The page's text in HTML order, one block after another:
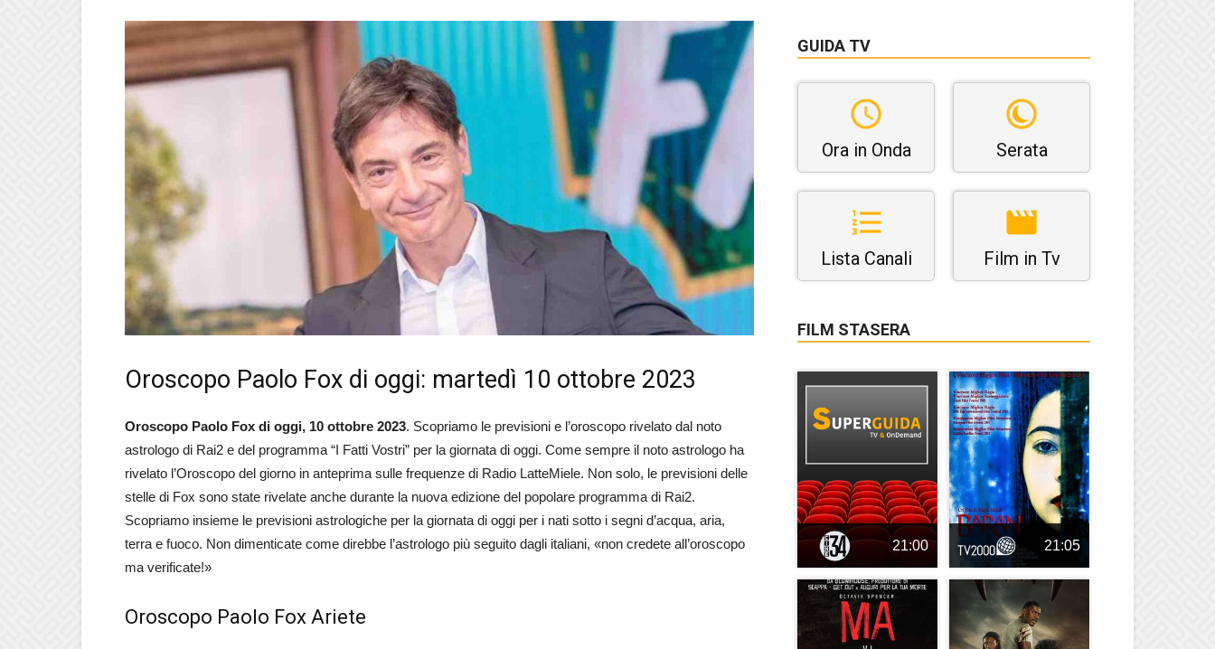
Oroscopo Paolo Fox di oggi: martedì 10 ottobre 2023
Oroscopo Paolo Fox di oggi, 10 ottobre 2023. Scopriamo le previsioni e l’oroscopo rivelato dal noto
astrologo di Rai2 e del programma “I Fatti Vostri” per la giornata di oggi. Come sempre il noto astrologo ha
rivelato l’Oroscopo del giorno in anteprima sulle frequenze di Radio LatteMiele. Non solo, le previsioni delle
stelle di Fox sono state rivelate anche durante la nuova edizione del popolare programma di Rai2.
Scopriamo insieme le previsioni astrologiche per la giornata di oggi per i nati sotto i segni d’acqua, aria,
terra e fuoco. Non dimenticate come direbbe l’astrologo più seguito dagli italiani, «non credete all’oroscopo
ma verificate!»
Oroscopo Paolo Fox Ariete
GUIDA TV
Ora in Onda Serata
Lista Canali Film in Tv
FILM STASERA
21:00 21:05